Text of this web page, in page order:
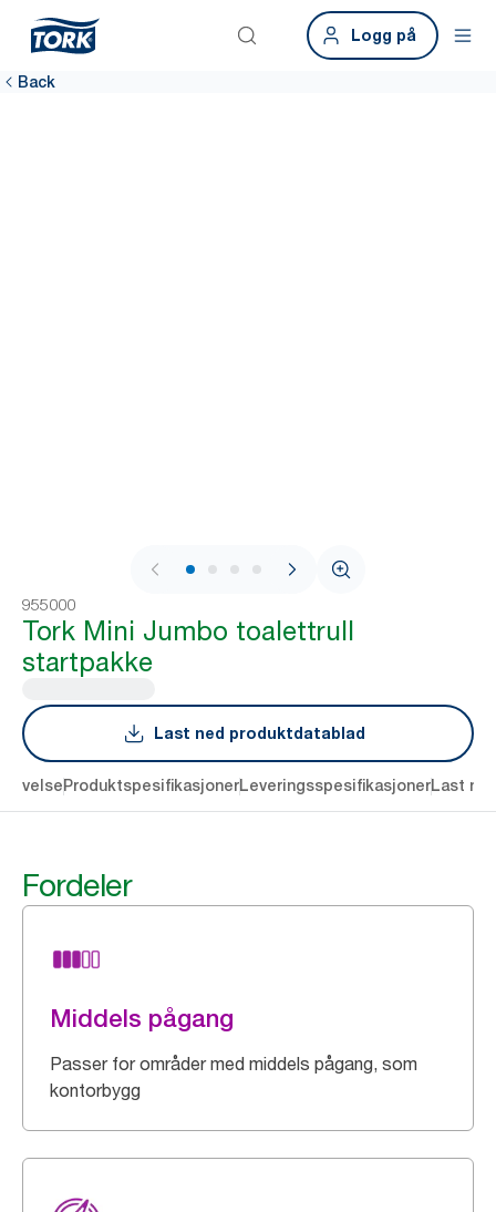
Logg på
Back
1 / 4
955000
Tork Mini Jumbo toalettrull
startpakke
Last ned produktdatablad
ProduktspesifikasjonerLeveringsspesifikasjonerLast
Fordeler
Middels pågang
Passer for områder med middels pågang, som
kontorbygg